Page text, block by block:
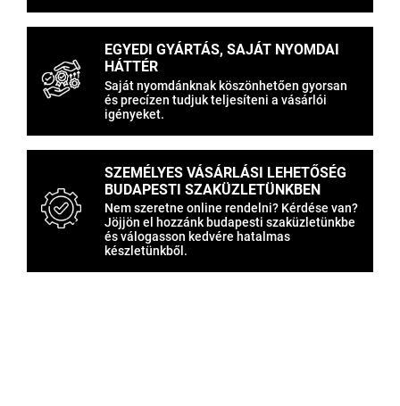
EGYEDI GYÁRTÁS, SAJÁT NYOMDAI
HÁTTÉR
Saját nyomdánknak köszönhetően gyorsan
és precízen tudjuk teljesíteni a vásárlói
igényeket.
SZEMÉLYES VÁSÁRLÁSI LEHETŐSÉG
BUDAPESTI SZAKÜZLETÜNKBEN
Nem szeretne online rendelni? Kérdése van?
Jöjjön el hozzánk budapesti szaküzletünkbe
és válogasson kedvére hatalmas
készletünkből.